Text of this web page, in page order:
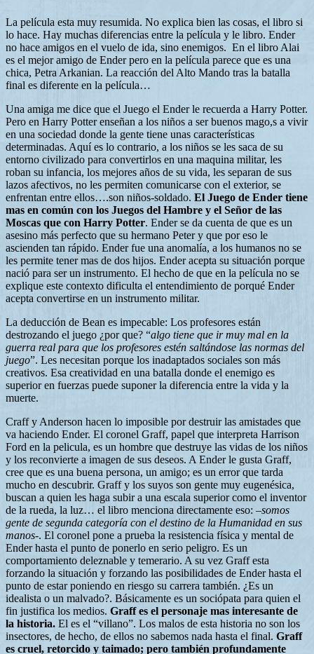
La película esta muy resumida. No explica bien las cosas, el libro si
lo hace. Hay muchas diferencias entre la película y le libro. Ender
no hace amigos en el vuelo de ida, sino enemigos. En el libro Alai
es el mejor amigo de Ender pero en la película parece que es una
chica, Petra Arkanian. La reacción del Alto Mando tras la batalla
final es diferente en la película…
Una amiga me dice que el Juego el Ender le recuerda a Harry Potter.
Pero en Harry Potter enseñan a los niños a ser buenos mago,s a vivir
en una sociedad donde la gente tiene unas características
determinadas. Aquí es lo contrario, a los niños se les saca de su
entorno civilizado para convertirlos en una maquina militar, les
roban su infancia, los mejores años de su vida, les separan de sus
lazos afectivos, no les permiten comunicarse con el exterior, se
enfrentan entre ellos….son niños-soldado. El Juego de Ender tiene
mas en común con los Juegos del Hambre y el Señor de las
Moscas que con Harry Potter. Ender se da cuenta de que es un
asesino más perfecto que su hermano Peter y que por eso le
ascienden tan rápido. Ender fue una anomalía, a los humanos no se
les permite tener mas de dos hijos. Ender acepta su situación porque
nació para ser un instrumento. El hecho de que en la película no se
explique este contexto dificulta el entendimiento de porqué Ender
acepta convertirse en un instrumento militar.
La deducción de Bean es impecable: Los profesores están
destrozando el juego ¿por que? “algo tiene que ir muy mal en la
guerra real para que los profesores estén saltándose las normas del
juego”. Les necesitan porque los inadaptados sociales son más
creativos. Esa creatividad en una batalla donde el enemigo es
superior en fuerzas puede suponer la diferencia entre la vida y la
muerte.
Craff y Anderson hacen lo imposible por destruir las amistades que
va haciendo Ender. El coronel Graff, papel que interpreta Harrison
Ford en la pelicula, es un hombre que destruye las vidas de los niños
y los reconvierte a imagen de sus deseos. A Ender le gusta Graff,
cree que es una buena persona, un amigo; es un error que tarda
mucho en descubrir. Graff y los suyos son gente muy eugenésica,
buscan a quien les haga subir a una escala superior como el inventor
de la rueda, la luz… el libro menciona directamente eso: –somos
gente de segunda categoría con el destino de la Humanidad en sus
manos-. El coronel pone a prueba la resistencia física y mental de
Ender hasta el punto de ponerlo en serio peligro. Es un
comportamiento deleznable y temerario. A su vez Graff esta
forzando la situación y forzando las posibilidades de Ender hasta el
punto de estar poniendo en riesgo su carrera también. ¿Es un
idealista o un malvado?. Básicamente es un sociópata para quien el
fin justifica los medios. Graff es el personaje mas interesante de
la historia. El es el “villano”. Los malos de esta historia no son los
insectores, de hecho, de ellos no sabemos nada hasta el final. Graff
es cruel, retorcido y taimado; pero también profundamente